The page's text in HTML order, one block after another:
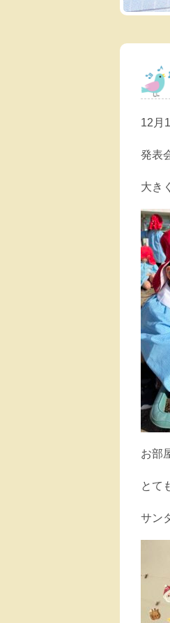
12月
発表
大き
お部
とて
サン